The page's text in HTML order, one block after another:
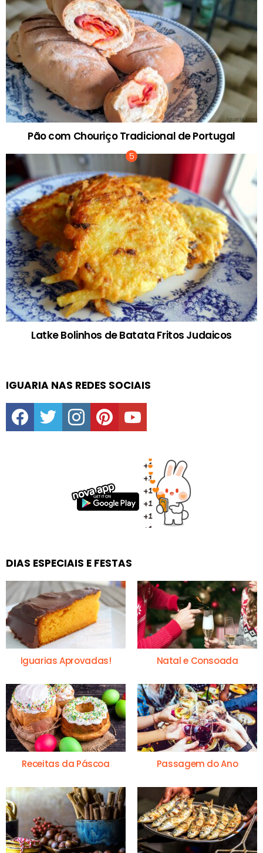
Pão com Chouriço Tradicional de Portugal
Latke Bolinhos de Batata Fritos Judaicos
IGUARIA NAS REDES SOCIAIS
facebooktwitter instagrampinterestyoutube
DIAS ESPECIAIS E FESTAS
Iguarias Aprovadas! Natal e Consoada
Receitas da Páscoa Passagem do Ano